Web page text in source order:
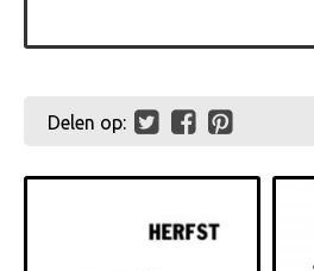
Delen op: